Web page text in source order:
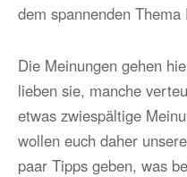
dem spannenden
Die Meinungen gehen
lieben sie, manche
etwas zwiespältige
wollen euch daher
paar Tipps geben, was